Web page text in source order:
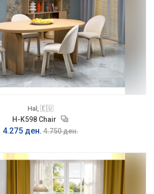
Hal, 🇪🇺
H-K598 Chair
4.275 ден. 4.750 ден.